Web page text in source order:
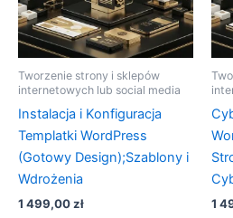
Tworzenie strony i sklepów
internetowych lub social media
Instalacja i Konfiguracja
Templatki WordPress
(Gotowy Design);Szablony i
Wdrożenia
1 499,00zł 1